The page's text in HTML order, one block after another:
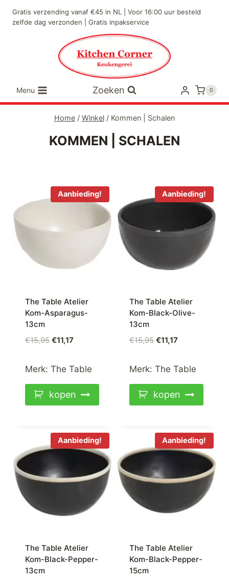
naar
Gratis verzending vanaf €45 in NL | Voor 16:00 uur besteld
zelfde dag verzonden | Gratis inpakservice
Menu Zoeken 0
Home / Winkel / Kommen | Schalen
KOMMEN | SCHALEN
Aanbieding!
The Table Atelier
Kom-Asparagus-
13cm
€15,95 Oorspronkelijke
was:
€11,17Huidige
is:
Merk: The Table
kopen
Aanbieding!
The Table Atelier
Kom-Black-Olive-
13cm
€15,95 Oorspronkelijke
was:
€11,17Huidige
is:
Merk: The Table
kopen
Aanbieding!
The Table Atelier
Kom-Black-Pepper-
13cm
Aanbieding!
The Table Atelier
Kom-Black-Pepper-
15cm